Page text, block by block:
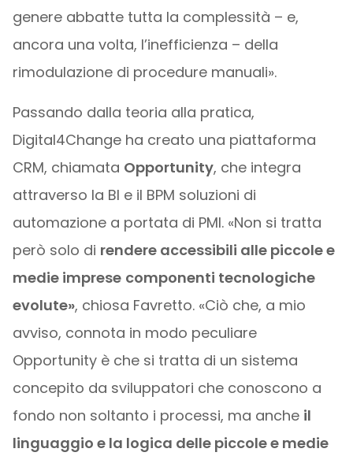
genere abbatte tutta la complessità – e,
ancora una volta, l’inefficienza – della
rimodulazione di procedure manuali».
Passando dalla teoria alla pratica,
Digital4Change ha creato una piattaforma
CRM, chiamata Opportunity, che integra
attraverso la BI e il BPM soluzioni di
automazione a portata di PMI. «Non si tratta
però solo di rendere accessibili alle piccole e
medie imprese componenti tecnologiche
evolute», chiosa Favretto. «Ciò che, a mio
avviso, connota in modo peculiare
Opportunity è che si tratta di un sistema
concepito da sviluppatori che conoscono a
fondo non soltanto i processi, ma anche il
linguaggio e la logica delle piccole e medie